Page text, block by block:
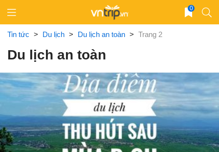
content
0
Tin tức > Du lịch > Du lịch an toàn > Trang 2
Du lịch an toàn